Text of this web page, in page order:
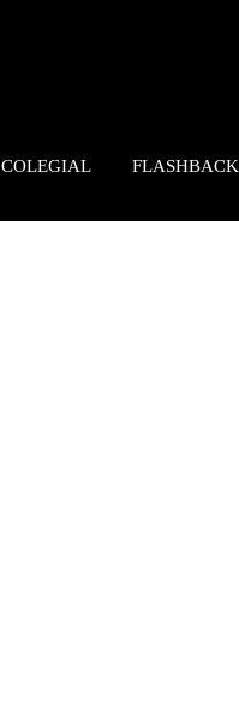
COLEGIAL FLASHBACK